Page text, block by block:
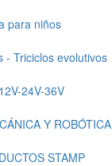
para niños
- Triciclos evolutivos
24V-36V
Y ROBÓTICA
STAMP